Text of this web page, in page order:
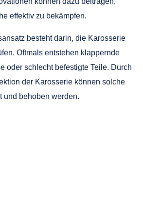
effektiv zu bekämpfen.
besteht darin, die Karosserie
Oftmals entstehen klappernde
oder schlecht befestigte Teile. Durch
der Karosserie können solche
und behoben werden.